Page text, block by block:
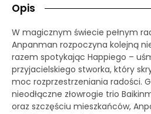
Opis
W magicznym świecie pełnym
Anpanman rozpoczyna kolejną
razem spotykając Happiego –
przyjacielskiego stworka, który
moc rozprzestrzeniania radości.
nieodłączne złowrogie trio
oraz szczęściu mieszkańców,